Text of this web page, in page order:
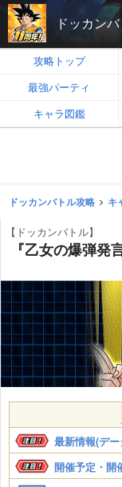
ドッカン
攻略トップ
最強パーティ
キャラ図鑑
ドッカンバトル攻略 キ
【ドッカンバトル】
『乙女の爆弾
最新情報(デ
開催予定・開